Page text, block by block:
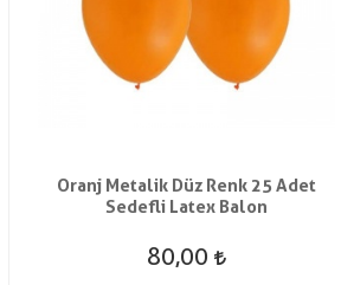
Oranj Metalik Düz Renk 25 Adet
Sedefli Latex Balon
80,00